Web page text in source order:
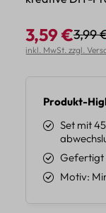
Verkaufspreis:
3,59 €3,99
inkl. MwSt. zzgl.
Produkt-
Set mit
Gefertigt
Motiv: